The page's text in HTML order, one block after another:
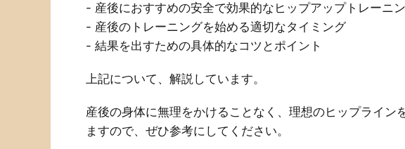
- 産後におすすめの安全で効果的なヒップアップトレーニ
- 産後のトレーニングを始める適切なタイミング
- 結果を出すための具体的なコツとポイント
上記について、解説しています。
産後の身体に無理をかけることなく、理想のヒップライン
ますので、ぜひ参考にしてください。